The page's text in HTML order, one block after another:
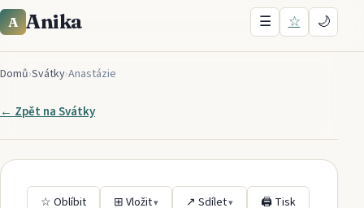
A Anika ☰ ☆ 🌙
Domů›Svátky›Anastázie
← Zpět naSvátky
☆ Oblíbit ⊞ Vložit▾ ↗ Sdílet▾ 🖨 Tisk